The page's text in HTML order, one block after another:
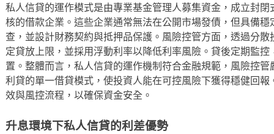
私人信貸的運作模式是由專業基金管理人募集資金，成立封
核的借款企業。這些企業通常無法在公開市場發債，但具備
查，並設計財務契約與抵押品保護。風險控管方面，透過分
定貸放上限，並採用浮動利率以降低利率風險。貸後定期監
置。整體而言，私人信貸的運作機制符合金融規範，風險控
利貸的單一借貸模式，使投資人能在可控風險下獲得穩健回
效與風控流程，以確保資金安全。
升息環境下私人信貸的利差優勢